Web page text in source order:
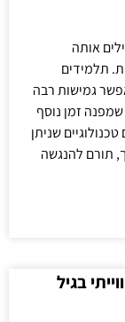
אותה
תלמידים
גמישות רבה
זמן נוסף
שניתן
תורם להנגשה
בגיל